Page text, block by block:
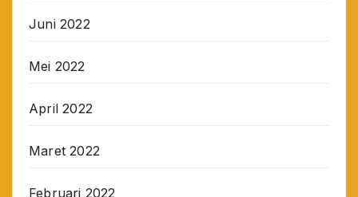
Juni 2022
Mei 2022
April 2022
Maret 2022
Februari 2022